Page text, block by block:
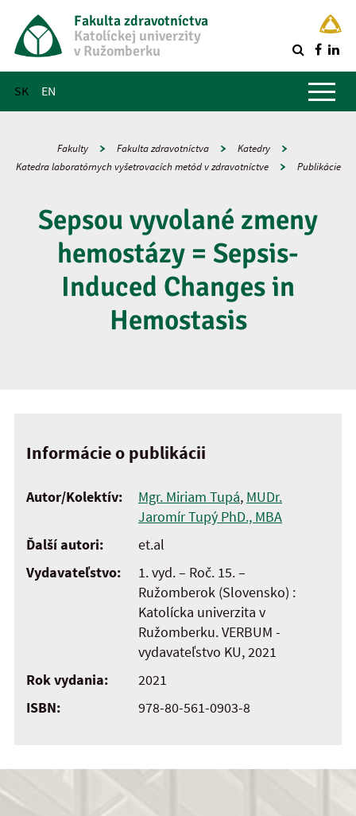
Fakulta zdravotníctva
Katolíckej univerzity
v Ružomberku
SK EN
Hlavné menu
Fakulty Fakulta zdravotníctva
Katedry
Katedra laboratórnych vyšetrovacích metód v zdravotníctve
Publikácie
Sepsou vyvolané zmeny
hemostázy = Sepsis-
Induced Changes in
Hemostasis
Informácie o publikácii
Autor/Kolektív: Mgr. Miriam Tupá, MUDr.
Jaromír Tupý PhD., MBA
Ďalší autori:
et.al
Vydavateľstvo:
1. vyd. – Roč. 15. –
Ružomberok (Slovensko) :
Katolícka univerzita v
Ružomberku. VERBUM -
vydavateľstvo KU, 2021
Rok vydania:
2021
ISBN:
978-80-561-0903-8